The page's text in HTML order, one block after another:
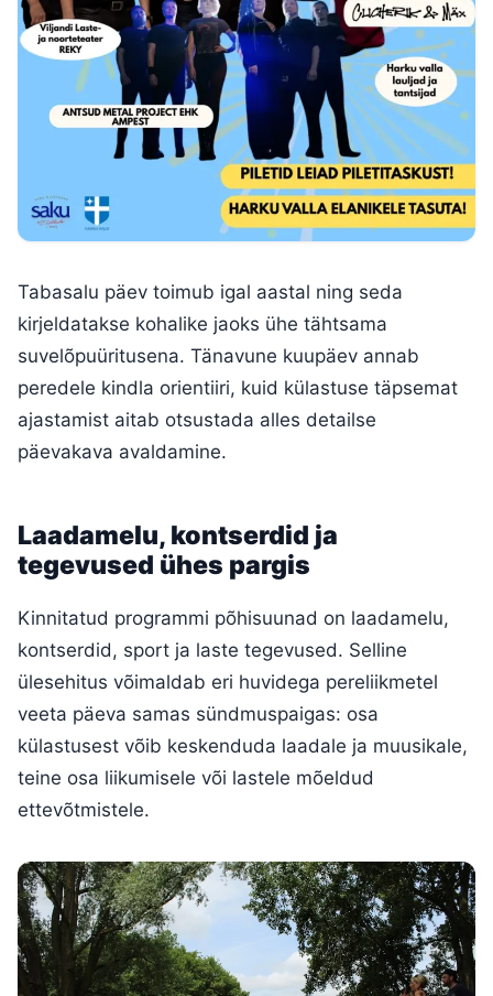
Tabasalu päev toimub igal aastal ning seda
kirjeldatakse kohalike jaoks ühe tähtsama
suvelõpuüritusena. Tänavune kuupäev annab
peredele kindla orientiiri, kuid külastuse täpsemat
ajastamist aitab otsustada alles detailse
päevakava avaldamine.
Laadamelu, kontserdid ja
tegevused ühes pargis
Kinnitatud programmi põhisuunad on laadamelu,
kontserdid, sport ja laste tegevused. Selline
ülesehitus võimaldab eri huvidega pereliikmetel
veeta päeva samas sündmuspaigas: osa
külastusest võib keskenduda laadale ja muusikale,
teine osa liikumisele või lastele mõeldud
ettevõtmistele.